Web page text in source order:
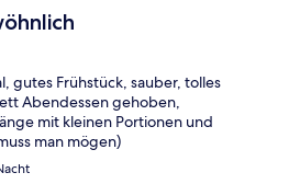
gutes Frühstück, sauber, tolles
Abendessen gehoben,
mit kleinen Portionen und
man mögen)